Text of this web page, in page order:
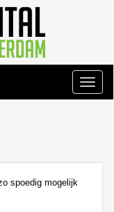
Toggle
spoedig mogelijk